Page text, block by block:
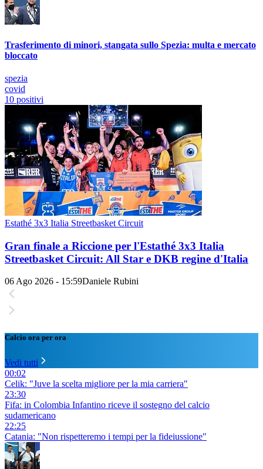
Trasferimento di minori, stangata sullo Spezia: multa e mercato
bloccato
spezia
covid
10 positivi
Estathé 3x3 Italia Streetbasket Circuit
Gran finale a Riccione per l'Estathé 3x3 Italia
Streetbasket Circuit: All Star e DKB regine d'Italia
06 Ago 2026 - 15:59Daniele Rubini
Calcio ora per ora
Vedi tutti
00:02
Celik: "Juve la scelta migliore per la mia carriera"
23:30
Fifa: in Colombia Infantino riceve il sostegno del calcio
sudamericano
22:25
Catania: "Non rispetteremo i tempi per la fideiussione"